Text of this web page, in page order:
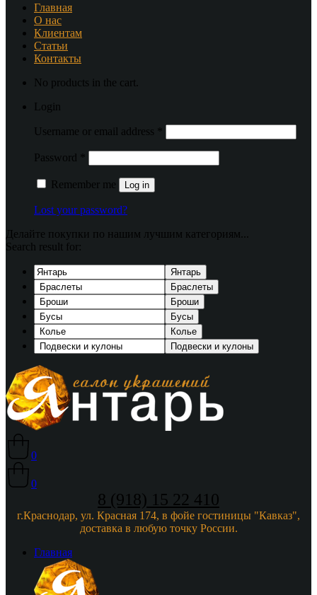
Главная
О нас
Клиентам
Статьи
Контакты
No products in the cart.
Login
Username or email address
Password
Remember me Log in
Lost your password?
Делайте покупки по нашим лучшим категориям...
Search result for:
Янтарь
Браслеты
Броши
Бусы
Колье
Подвески и кулоны
0
0
8 (918) 15 22 410
г.Краснодар, ул. Красная 174, в фойе гостиницы "Кавказ",
доставка в любую точку России.
Главная